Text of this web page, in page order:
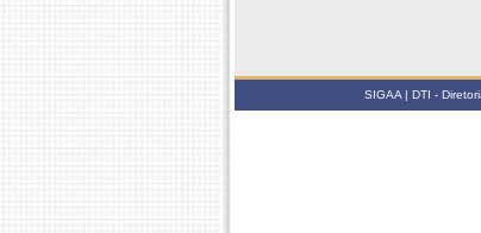
SIGAA | DTI -